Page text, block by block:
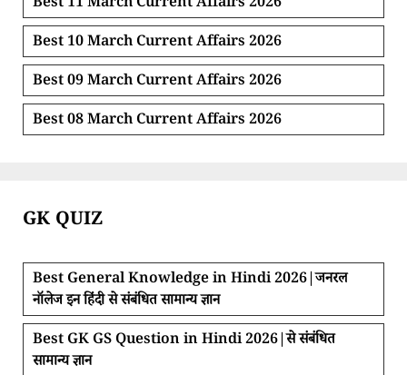
Best 10 March Current Affairs 2026
Best 09 March Current Affairs 2026
Best 08 March Current Affairs 2026
GK QUIZ
Best General Knowledge in Hindi 2026|जनरल
नॉलेज इन हिंदी से संबंधित सामान्य ज्ञान
Best GK GS Question in Hindi 2026|से संबंधित
सामान्य ज्ञान